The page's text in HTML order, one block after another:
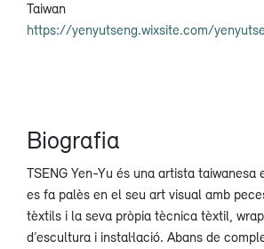
Taiwan
https://yenyutseng.wixsite.com/
Biografia
TSENG Yen-Yu és una artista
es fa palès en el seu art visual amb
tèxtils i la seva pròpia tècnica tèxtil,
d’escultura i instal·lació. Abans de